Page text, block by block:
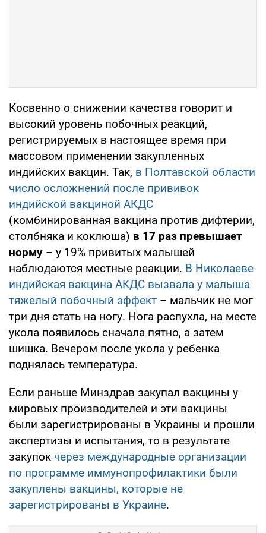
Косвенно о снижении качества говорит и
высокий уровень побочных реакций,
регистрируемых в настоящее время при
массовом применении закупленных
индийских вакцин. Так, в Полтавской области
число осложнений после прививок
индийской вакциной АКДС
(комбинированная вакцина против дифтерии,
столбняка и коклюша) в 17 раз превышает
норму – у 19% привитых малышей
наблюдаются местные реакции. В Николаеве
индийская вакцина АКДС вызвала у малыша
тяжелый побочный эффект – мальчик не мог
три дня стать на ногу. Нога распухла, на месте
укола появилось сначала пятно, а затем
шишка. Вечером после укола у ребенка
поднялась температура.
Если раньше Минздрав закупал вакцины у
мировых производителей и эти вакцины
были зарегистрированы в Украины и прошли
экспертизы и испытания, то в результате
закупок через международные организации
по программе иммунопрофилактики были
закуплены вакцины, которые не
зарегистрированы в Украине.